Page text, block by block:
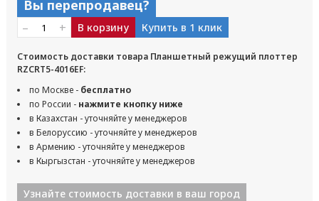
Вы перепродавец?
– + В корзину Купить в 1 клик
Стоимость доставки товара Планшетный режущий плоттер
RZCRT5-4016EF:
по Москве - бесплатно
по России - нажмите кнопку ниже
в Казахстан - уточняйте у менеджеров
в Белоруссию - уточняйте у менеджеров
в Армению - уточняйте у менеджеров
в Кыргызстан - уточняйте у менеджеров
Узнайте стоимость доставки в ваш город